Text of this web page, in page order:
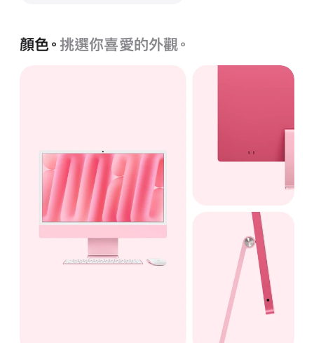
顏色。 挑選你喜愛的外觀。